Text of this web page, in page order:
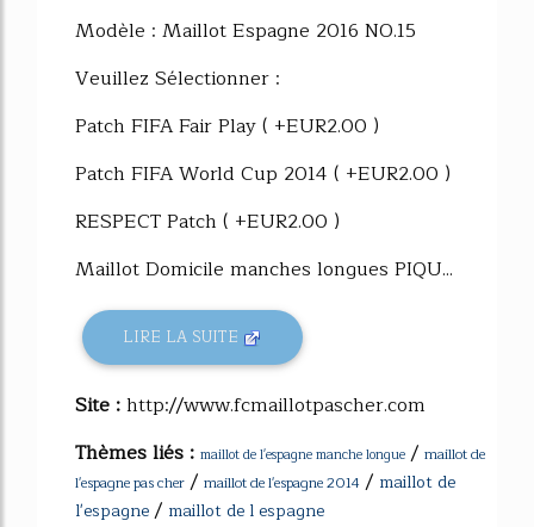
Modèle : Maillot Espagne 2016 NO.15
Veuillez Sélectionner :
Patch FIFA Fair Play ( +EUR2.00 )
Patch FIFA World Cup 2014 ( +EUR2.00 )
RESPECT Patch ( +EUR2.00 )
Maillot Domicile manches longues PIQU...
LIRE LA SUITE
Site :http://www.fcmaillotpascher.com
Thèmes liés : maillot de l'espagne manche longue / maillot de
l'espagne pas cher / maillot de l'espagne 2014 / maillot de
l'espagne/ maillot de l espagne